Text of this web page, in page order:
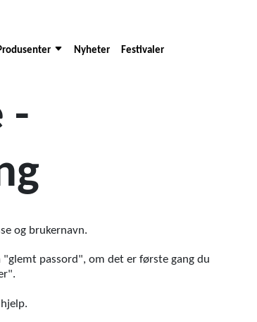
Nyheter Festivaler
-
og brukernavn.
passord", om det er første gang du